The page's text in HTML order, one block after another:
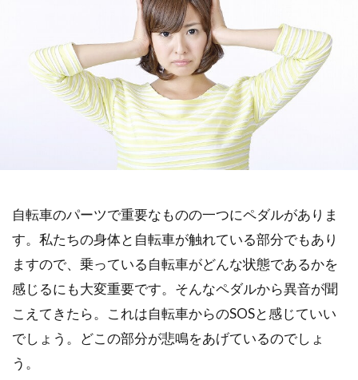
自転車のパーツで重要なものの一つにペダルがありま
す。私たちの身体と自転車が触れている部分でもあり
ますので、乗っている自転車がどんな状態であるかを
感じるにも大変重要です。そんなペダルから異音が聞
こえてきたら。これは自転車からのSOSと感じていい
でしょう。どこの部分が悲鳴をあげているのでしょ
う。